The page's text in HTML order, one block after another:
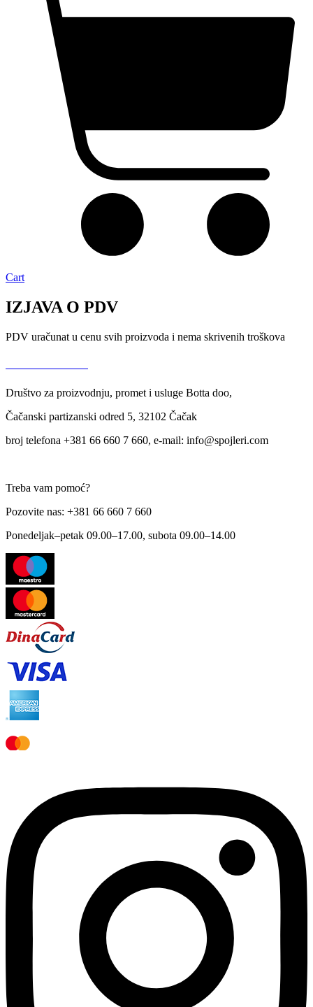
Cart
IZJAVA O PDV
PDV uračunat u cenu svih proizvoda i nema skrivenih troškova
Društvo za proizvodnju, promet i usluge Botta doo,
Čačanski partizanski odred 5, 32102 Čačak
broj telefona +381 66 660 7 660, e-mail: info@spojleri.com
Treba vam pomoć?
Pozovite nas: +381 66 660 7 660
Ponedeljak–petak 09.00–17.00, subota 09.00–14.00